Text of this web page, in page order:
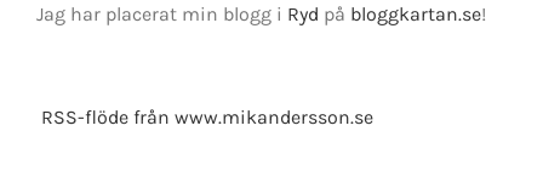
Jag har placerat min blogg i Ryd på bloggkartan.se!
RSS-flöde från www.mikandersson.se